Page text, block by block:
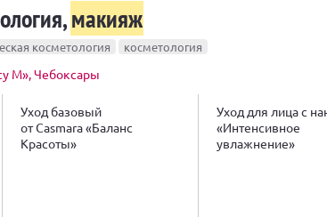
макияж
косметология косметология
M», Чебоксары
Уход базовый
от Casmara «Баланс
Красоты»
Уход для лица с
«Интенсивное
увлажнение»